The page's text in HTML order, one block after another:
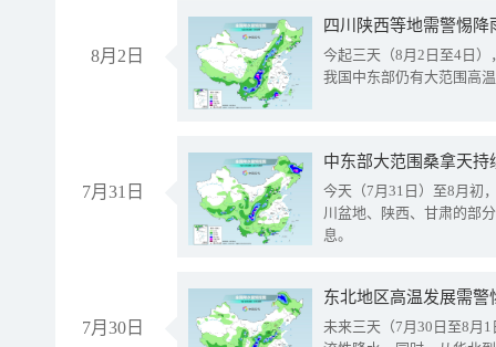
8月2日
今起三天（8月2日至4日
我国中东部仍有大范围高
7月31日
中东部大范围桑拿天
今天（7月31日）至8月初
川盆地、陕西、甘肃的部
息。
7月30日
东北地区高温发展需
未来三天（7月30日至8月